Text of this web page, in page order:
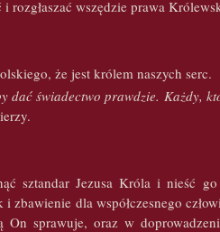
wszędzie prawa
że jest królem naszych serc.
dać świadectwo prawdzie. Każdy,
sztandar Jezusa Króla i nieść
zbawienie dla współczesnego
On sprawuje, oraz w